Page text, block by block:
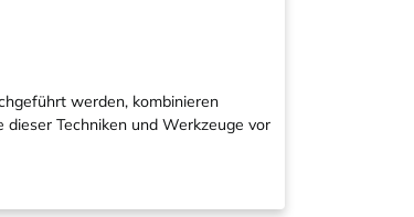
werden, kombinieren
Techniken und Werkzeuge vor